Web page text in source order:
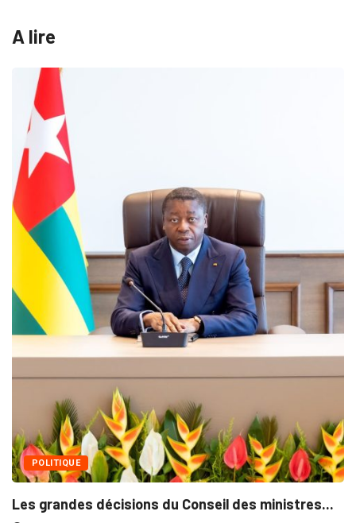
A lire
ministres...
MÉDIAS
Fin du programme CIPCC 2026 de